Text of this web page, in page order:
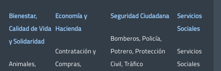
Bienestar,
Calidad de Vida
y Solidaridad
Animales,
Economía y
Hacienda
Contratación y
Compras,
Seguridad Ciudadana
Bomberos, Policía,
Potrero, Protección
Civil, Tráfico
Servicios
Sociales
Servicios
Sociales